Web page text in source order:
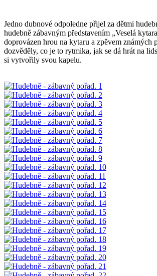
Jedno dubnové odpoledne přijel za dětmi
hudebně zábavným představením „Veselá
doprovázen hrou na kytaru a zpěvem známých
dozvěděly, co je to rytmika, jak se dá hrát na
si vytvořily svou kapelu.